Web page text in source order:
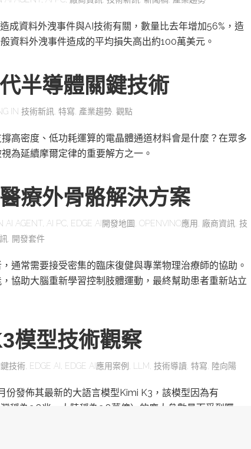
成資料外洩事件與AI技術有關，數量比去年增加56%，造
資料外洩事件造成的平均損失高出約100萬美元。
半導體關鍵技術
IN 技術新訊 特寫 產業趨勢 觀點
高密度、低功耗運算的電晶體通道材料會是什麼？在眾多
為延續摩爾定律的重要解方之一。
療外骨骼解決方案
AI AGENT AI PC EDGE AI開發地圖 OPENVINO應用 廠商資訊 技
開發套件
通常需要接受密集的臨床復健與專業物理治療師的協助。
協助大腦重新學習控制肢體運動，最終幫助患者重新站立
模型技術觀察
鍵技術 EDGE AI EDGE AI應用案例 LLM 技術導讀 特寫 陸向陽
發佈其最新的大語言模型Kimi K3，該模型因為有
稱為2.8兆，大陸稱為2.8萬億）的龐大參數量而受到矚